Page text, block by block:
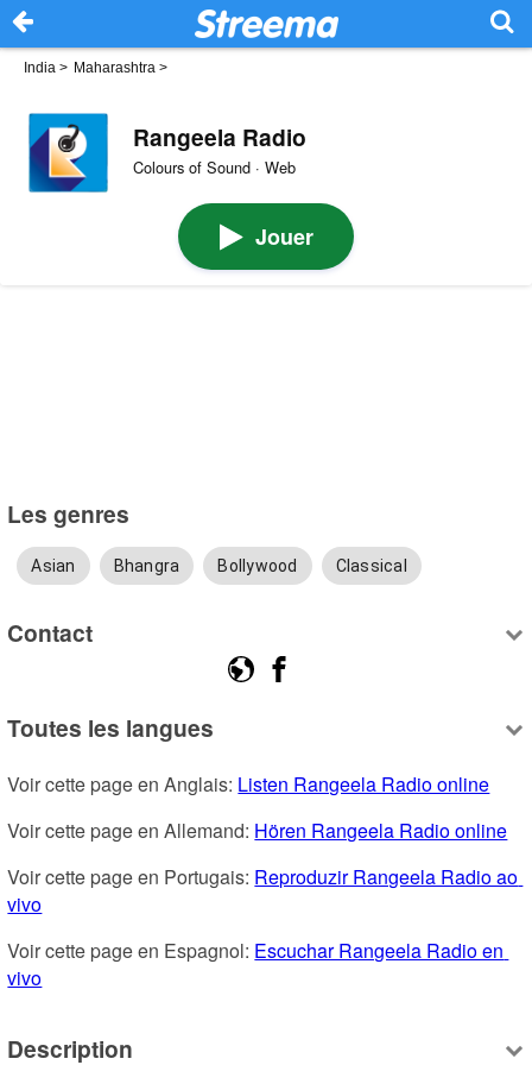
India > Maharashtra >
Rangeela Radio
Colours of Sound · Web
Jouer
Les genres
Asian Bhangra Bollywood Classical
Contact
Toutes les langues
Voir cette page en Anglais: Listen Rangeela Radio online
Voir cette page en Allemand: Hören Rangeela Radio online
Voir cette page en Portugais: Reproduzir Rangeela Radio ao
vivo
Voir cette page en Espagnol: Escuchar Rangeela Radio en
vivo
Description